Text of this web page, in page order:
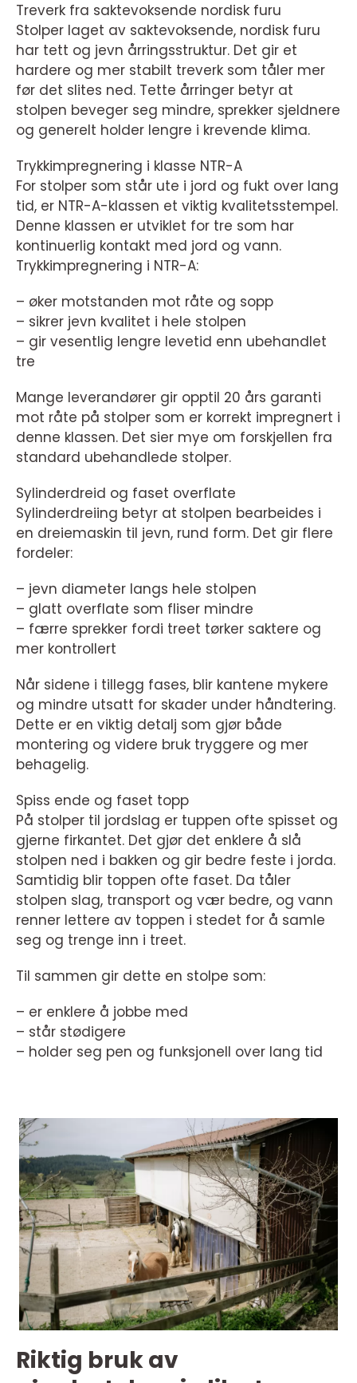
Treverk fra saktevoksende nordisk furu
Stolper laget av saktevoksende, nordisk furu
har tett og jevn årringsstruktur. Det gir et
hardere og mer stabilt treverk som tåler mer
før det slites ned. Tette årringer betyr at
stolpen beveger seg mindre, sprekker sjeldnere
og generelt holder lengre i krevende klima.
Trykkimpregnering i klasse NTR-A
For stolper som står ute i jord og fukt over lang
tid, er NTR-A-klassen et viktig kvalitetsstempel.
Denne klassen er utviklet for tre som har
kontinuerlig kontakt med jord og vann.
Trykkimpregnering i NTR-A:
– øker motstanden mot råte og sopp
– sikrer jevn kvalitet i hele stolpen
– gir vesentlig lengre levetid enn ubehandlet
tre
Mange leverandører gir opptil 20 års garanti
mot råte på stolper som er korrekt impregnert i
denne klassen. Det sier mye om forskjellen fra
standard ubehandlede stolper.
Sylinderdreid og faset overflate
Sylinderdreiing betyr at stolpen bearbeides i
en dreiemaskin til jevn, rund form. Det gir flere
fordeler:
– jevn diameter langs hele stolpen
– glatt overflate som fliser mindre
– færre sprekker fordi treet tørker saktere og
mer kontrollert
Når sidene i tillegg fases, blir kantene mykere
og mindre utsatt for skader under håndtering.
Dette er en viktig detalj som gjør både
montering og videre bruk tryggere og mer
behagelig.
Spiss ende og faset topp
På stolper til jordslag er tuppen ofte spisset og
gjerne firkantet. Det gjør det enklere å slå
stolpen ned i bakken og gir bedre feste i jorda.
Samtidig blir toppen ofte faset. Da tåler
stolpen slag, transport og vær bedre, og vann
renner lettere av toppen i stedet for å samle
seg og trenge inn i treet.
Til sammen gir dette en stolpe som:
– er enklere å jobbe med
– står stødigere
– holder seg pen og funksjonell over lang tid
Riktig bruk av